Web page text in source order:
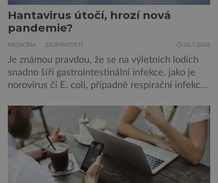
Hantavirus útočí, hrozí nová
pandemie?
MEDICÍNA ZAJÍMAVOSTI 28.7.2026
Je známou pravdou, že se na výletních lodích
snadno šíří gastrointestinální infekce, jako je
norovirus či E. coli, případně respirační infekce,
Ovšem slyšet o prvním ohnisku hantaviru na
výletní lodi bylo znepokojivé i pro odborníky.
Zdá se, že nebezpečí bylo prozatím zažehnáno.
Máme se bát nové pandemie? Hantavirus […]